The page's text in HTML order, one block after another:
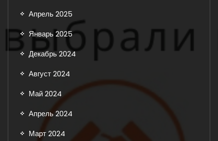
Апрель 2025
Январь 2025
Декабрь 2024
Август 2024
Май 2024
Апрель 2024
Март 2024